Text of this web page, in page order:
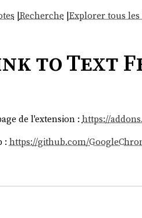
|Recherche |Explorer tous les
to Text
de l'extension : https://
:https://github.com/